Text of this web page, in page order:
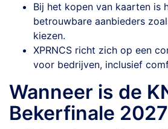
Bij het kopen van kaarten is
betrouwbare aanbieders
kiezen.
XPRNCS richt zich op een
voor bedrijven, inclusief
Wanneer is de
Bekerfinale 2027